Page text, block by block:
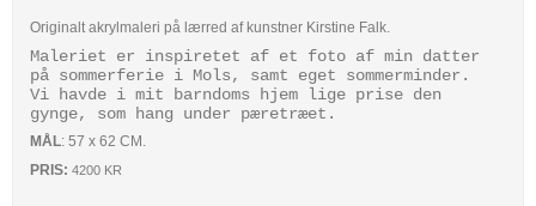
Originalt akrylmaleri på lærred af kunstner Kirstine Falk.
Maleriet er inspiretet af et foto af min datter
på sommerferie i Mols, samt eget sommerminder.
Vi havde i mit barndoms hjem lige prise den
gynge, som hang under pæretræet.
MÅL: 57 x 62 CM.
PRIS: 4200 KR